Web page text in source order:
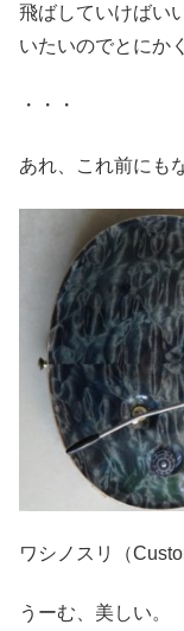
飛ばしていけばい
いたいのでとにか
・・・
あれ、これ前にも
ワシノスリ（
うーむ、美しい。